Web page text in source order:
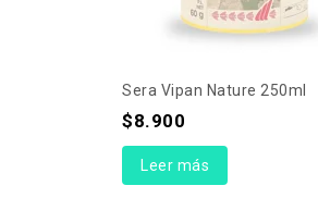
Sera Vipan Nature 250ml
$8.900
Leer más